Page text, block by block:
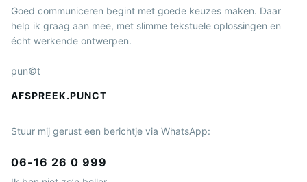
Goed communiceren begint met goede keuzes maken. Daar
help ik graag aan mee, met slimme tekstuele oplossingen en
écht werkende ontwerpen.
pun©t
AFSPREEK.PUNCT
Stuur mij gerust een berichtje via WhatsApp:
06-16 26 0 999